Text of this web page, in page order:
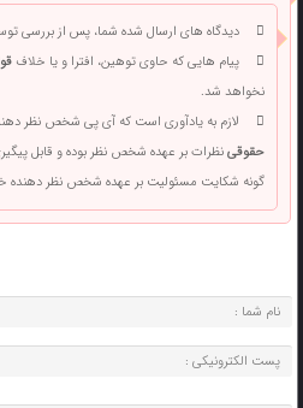
دیدگاه های ارسال شده شما، پس از بررسی
پیام هایی که حاوی توهین، افترا و یا خلاف
نخواهد شد.
لازم به یادآوری است که آی پی شخص نظر
حقوقینظرات بر عهده شخص نظر بوده و قابل
گونه شکایت مسئولیت بر عهده شخص نظر دهنده